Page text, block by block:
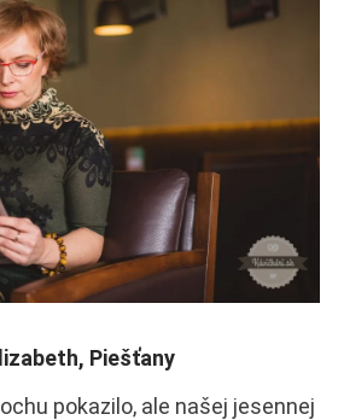
Piešťany
pokazilo, ale našej jesennej